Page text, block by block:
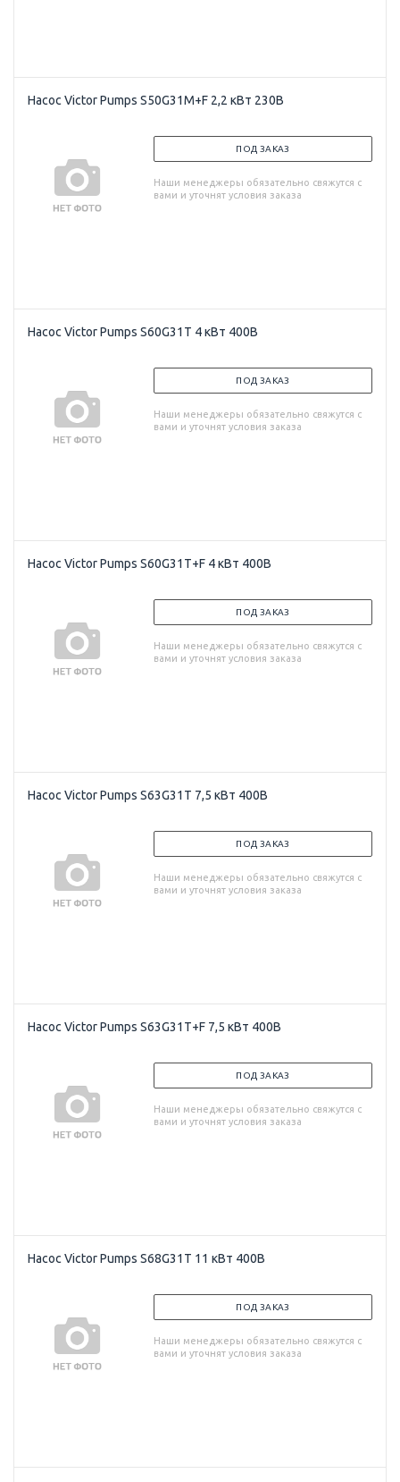
Насос Victor Pumps S50G31M+F 2,2 кВт 230В
ПОД ЗАКАЗ
Наши менеджеры обязательно свяжутся с
вами и уточнят условия заказа
Насос Victor Pumps S60G31T 4 кВт 400В
ПОД ЗАКАЗ
Наши менеджеры обязательно свяжутся с
вами и уточнят условия заказа
Насос Victor Pumps S60G31T+F 4 кВт 400В
ПОД ЗАКАЗ
Наши менеджеры обязательно свяжутся с
вами и уточнят условия заказа
Насос Victor Pumps S63G31T 7,5 кВт 400В
ПОД ЗАКАЗ
Наши менеджеры обязательно свяжутся с
вами и уточнят условия заказа
Насос Victor Pumps S63G31T+F 7,5 кВт 400В
ПОД ЗАКАЗ
Наши менеджеры обязательно свяжутся с
вами и уточнят условия заказа
Насос Victor Pumps S68G31T 11 кВт 400В
ПОД ЗАКАЗ
Наши менеджеры обязательно свяжутся с
вами и уточнят условия заказа